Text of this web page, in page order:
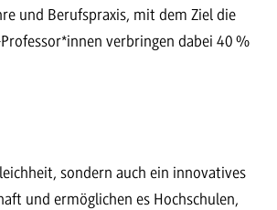
und Berufspraxis, mit dem Ziel die
verbringen dabei 40 %
sondern auch ein innovatives
und ermöglichen es Hochschulen,